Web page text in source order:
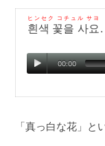
흰색 꽃을 사요
ヒンセク コチュル サヨ
.
00:00
「真っ白な花」と